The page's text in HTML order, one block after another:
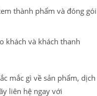
thành phẩm và đóng gói
khách và khách thanh
mắc gì về sản phẩm, dịch
liên hệ ngay với